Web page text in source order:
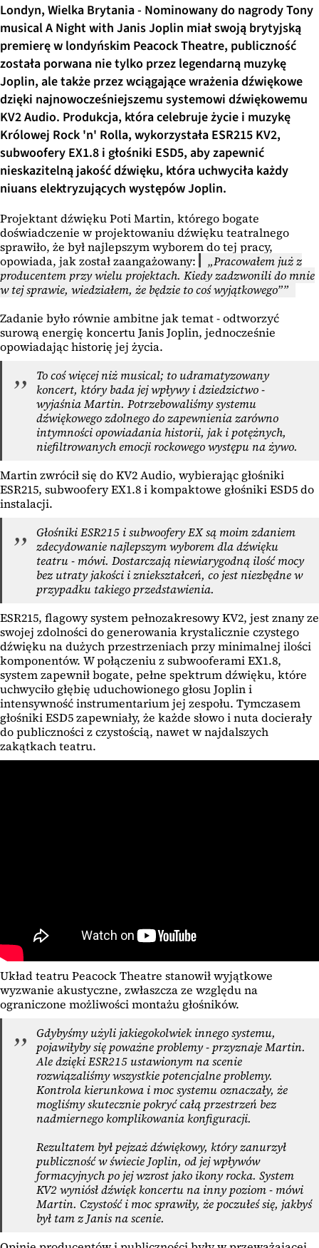
Londyn, Wielka Brytania - Nominowany do nagrody Tony
musical A Night with Janis Joplin miał swoją brytyjską
premierę w londyńskim Peacock Theatre, publiczność
została porwana nie tylko przez legendarną muzykę
Joplin, ale także przez wciągające wrażenia dźwiękowe
dzięki najnowocześniejszemu systemowi dźwiękowemu
KV2 Audio. Produkcja, która celebruje życie i muzykę
Królowej Rock 'n' Rolla, wykorzystała ESR215 KV2,
subwoofery EX1.8 i głośniki ESD5, aby zapewnić
nieskazitelną jakość dźwięku, która uchwyciła każdy
niuans elektryzujących występów Joplin.
Projektant dźwięku Poti Martin, którego bogate
doświadczenie w projektowaniu dźwięku teatralnego
sprawiło, że był najlepszym wyborem do tej pracy,
opowiada, jak został zaangażowany:
Pracowałem już z
producentem przy wielu projektach. Kiedy zadzwonili do mnie
w tej sprawie, wiedziałem, że będzie to coś wyjątkowego”
Zadanie było równie ambitne jak temat - odtworzyć
surową energię koncertu Janis Joplin, jednocześnie
opowiadając historię jej życia.
To coś więcej niż musical; to udramatyzowany
koncert, który bada jej wpływy i dziedzictwo -
wyjaśnia Martin. Potrzebowaliśmy systemu
dźwiękowego zdolnego do zapewnienia zarówno
intymności opowiadania historii, jak i potężnych,
niefiltrowanych emocji rockowego występu na żywo.
Martin zwrócił się do KV2 Audio, wybierając głośniki
ESR215, subwoofery EX1.8 i kompaktowe głośniki ESD5 do
instalacji.
Głośniki ESR215 i subwoofery EX są moim zdaniem
zdecydowanie najlepszym wyborem dla dźwięku
teatru - mówi. Dostarczają niewiarygodną ilość mocy
bez utraty jakości i zniekształceń, co jest niezbędne w
przypadku takiego przedstawienia.
ESR215, flagowy system pełnozakresowy KV2, jest znany ze
swojej zdolności do generowania krystalicznie czystego
dźwięku na dużych przestrzeniach przy minimalnej ilości
komponentów. W połączeniu z subwooferami EX1.8,
system zapewnił bogate, pełne spektrum dźwięku, które
uchwyciło głębię uduchowionego głosu Joplin i
intensywność instrumentarium jej zespołu. Tymczasem
głośniki ESD5 zapewniały, że każde słowo i nuta docierały
do publiczności z czystością, nawet w najdalszych
zakątkach teatru.
Układ teatru Peacock Theatre stanowił wyjątkowe
wyzwanie akustyczne, zwłaszcza ze względu na
ograniczone możliwości montażu głośników.
Gdybyśmy użyli jakiegokolwiek innego systemu,
pojawiłyby się poważne problemy - przyznaje Martin.
Ale dzięki ESR215 ustawionym na scenie
rozwiązaliśmy wszystkie potencjalne problemy.
Kontrola kierunkowa i moc systemu oznaczały, że
mogliśmy skutecznie pokryć całą przestrzeń bez
nadmiernego komplikowania konfiguracji.
Rezultatem był pejzaż dźwiękowy, który zanurzył
publiczność w świecie Joplin, od jej wpływów
formacyjnych po jej wzrost jako ikony rocka. System
KV2 wyniósł dźwięk koncertu na inny poziom - mówi
Martin. Czystość i moc sprawiły, że poczułeś się, jakbyś
był tam z Janis na scenie.